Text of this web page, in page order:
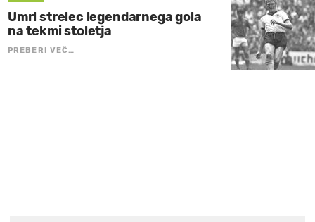
Umrl strelec legendarnega gola
na tekmi stoletja
PREBERI VEČ…